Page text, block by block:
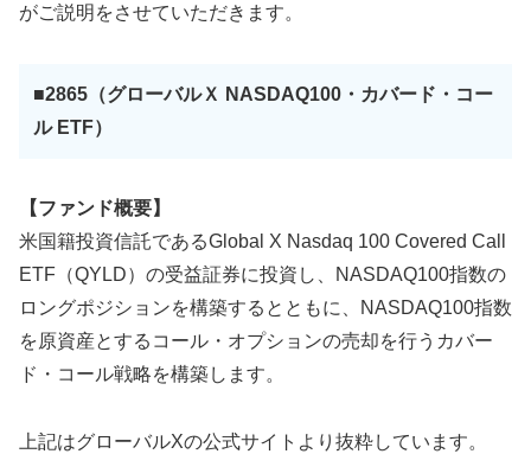
がご説明をさせていただきます。
■2865（グローバルＸ NASDAQ100・カバード・コー
ル ETF）
【ファンド概要】
米国籍投資信託であるGlobal X Nasdaq 100 Covered Call
ETF（QYLD）の受益証券に投資し、NASDAQ100指数の
ロングポジションを構築するとともに、NASDAQ100指数
を原資産とするコール・オプションの売却を行うカバー
ド・コール戦略を構築します。
上記はグローバルXの公式サイトより抜粋しています。